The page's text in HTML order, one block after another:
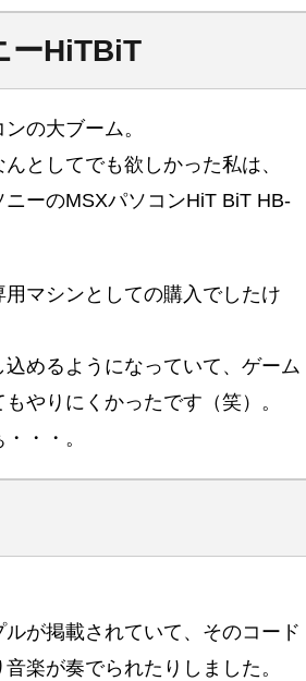
ーHiTBiT
の大ブーム。
としてでも欲しかった私は、
ニーのMSXパソコンHiT BiT HB-
マシンとしての購入でしたけ
めるようになっていて、ゲーム
やりにくかったです（笑）。
・・。
が掲載されていて、そのコード
楽が奏でられたりしました。